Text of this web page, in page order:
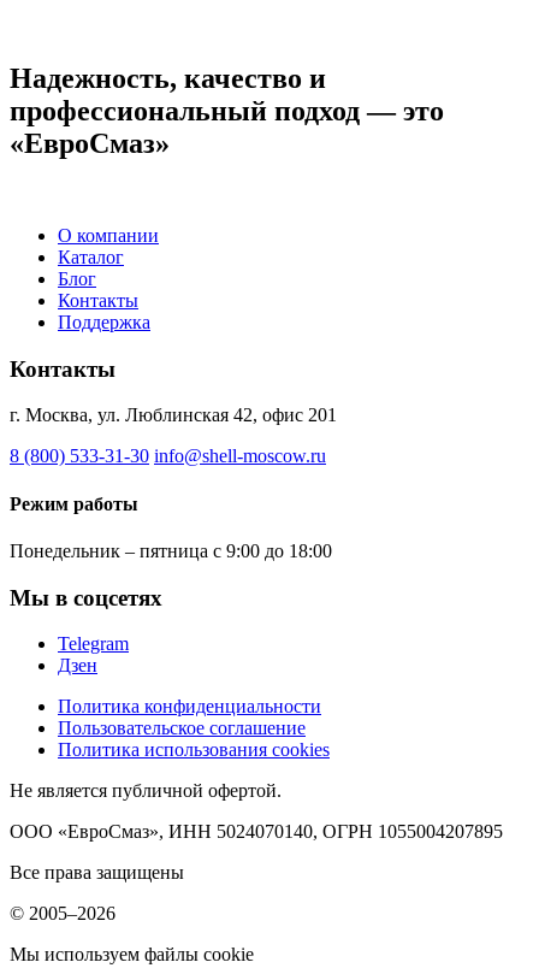
Надежность, качество и
профессиональный подход — это
«ЕвроСмаз»
О компании
Каталог
Блог
Контакты
Поддержка
Контакты
г. Москва, ул. Люблинская 42, офис 201
8 (800) 533-31-30 info@shell-moscow.ru
Режим работы
Понедельник – пятница с 9:00 до 18:00
Мы в соцсетях
Telegram
Дзен
Политика конфиденциальности
Пользовательское соглашение
Политика использования cookies
Не является публичной офертой.
ООО «ЕвроСмаз», ИНН 5024070140, ОГРН 1055004207895
Все права защищены
© 2005–2026
Мы используем файлы cookie